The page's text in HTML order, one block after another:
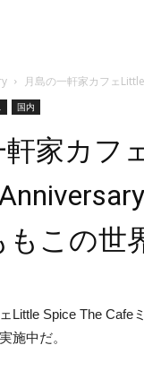
月島の一軒家カフェ
国内
家カフ
この世
Little Spice The
施中だ。